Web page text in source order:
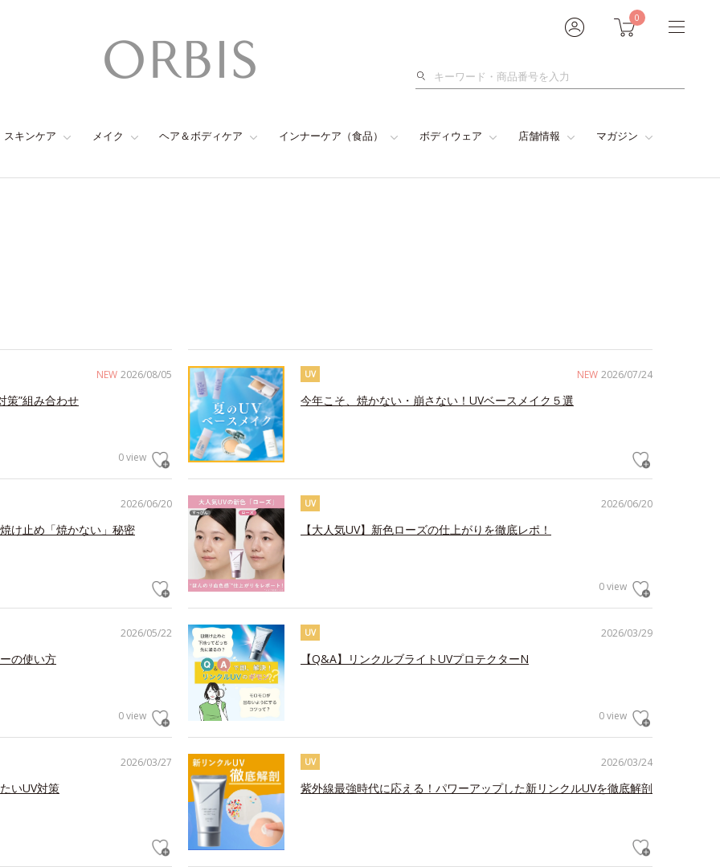
0
検
スキンケア メイク ヘア＆ボディケア インナーケア（食品） ボディウェア 店舗情報 マガジン
NEW 2026/08/05
策”組み合わせ
0 view
NEW 2026/07/24
UV
今年こそ、焼かない・崩さない！UVベースメイク５選
2026/06/20
け止め「焼かない」秘密
2026/06/20
UV
【大人気UV】新色ローズの仕上がりを徹底レポ！
0 view
2026/05/22
の使い方
0 view
2026/03/29
UV
【Q&A】リンクルブライトUVプロテクターN
0 view
2026/03/27
いUV対策
2026/03/24
UV
紫外線最強時代に応える！パワーアップした新リンクルUVを徹底解剖